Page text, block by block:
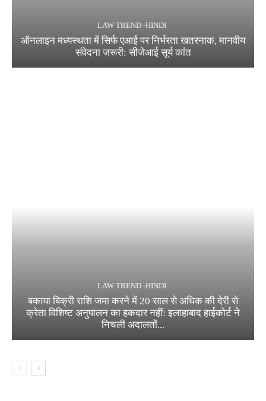
LAW TREND -HINDI
ऑनलाइन मध्यस्थता में सिर्फ एआई पर निर्भरता खतरनाक, मानवीय
संवेदना जरूरी: सीजेआई सूर्य कांत
LAW TREND -HINDI
बकाया बिक्री राशि जमा करने में 20 साल से अधिक की देरी से
क्रेता विशिष्ट अनुपालन का हकदार नहीं: इलाहाबाद हाईकोर्ट ने
निचली अदालतों...